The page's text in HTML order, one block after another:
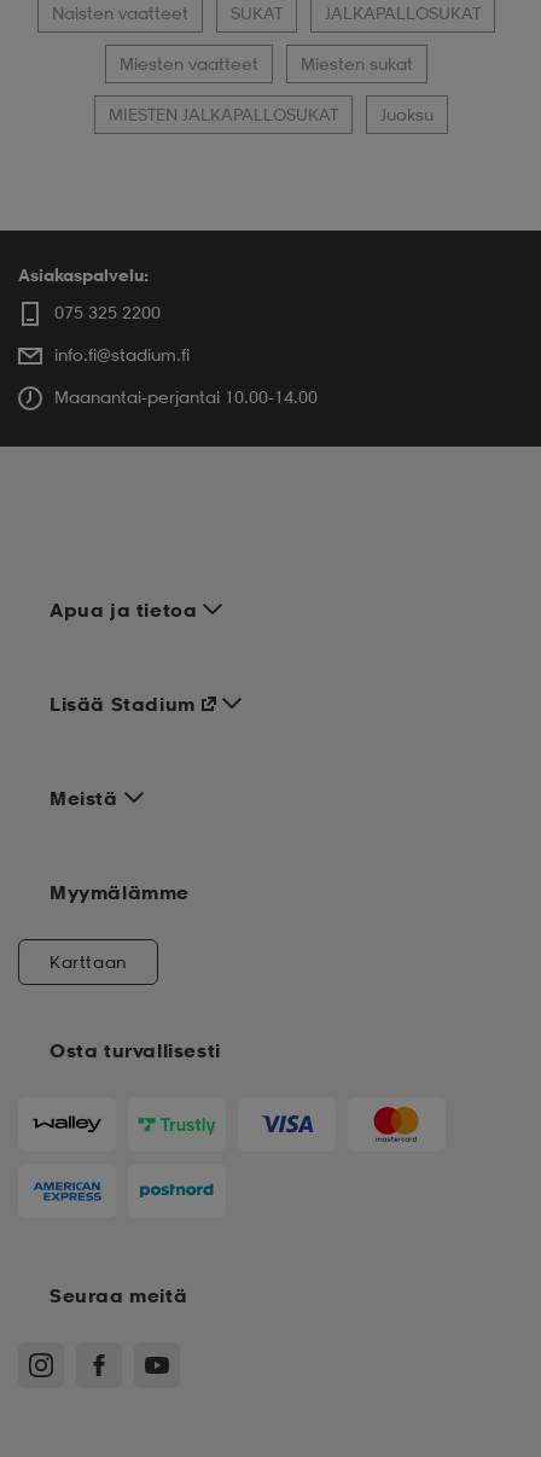
Naisten vaatteet SUKAT JALKAPALLOSUKAT
Miesten vaatteet Miesten sukat
MIESTEN JALKAPALLOSUKAT Juoksu
Asiakaspalvelu:
075 325 2200
info.fi@stadium.fi
Maanantai-perjantai 10.00-14.00
Apua ja tietoa
Meistä
Osta turvallisesti
Lisää Stadium
Myymälämme
Karttaan
Seuraa meitä